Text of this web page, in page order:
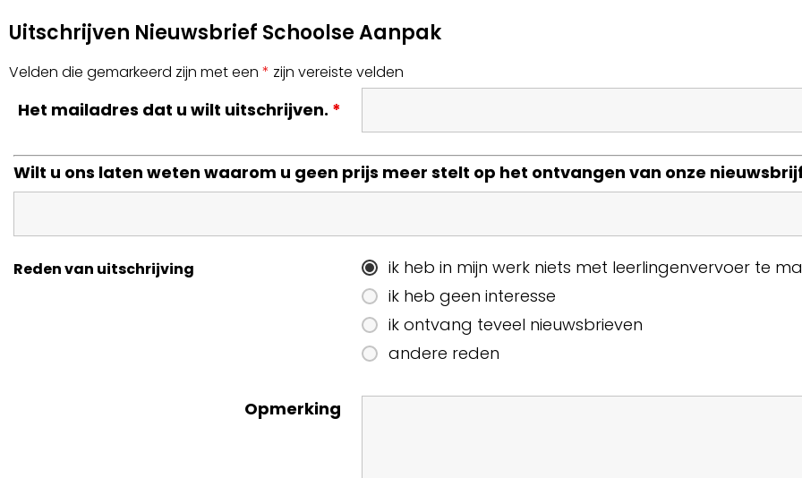
Uitschrijven Nieuwsbrief Schoolse Aanpak
Velden die gemarkeerd zijn met een * zijn vereiste velden
Het mailadres dat u wilt uitschrijven. *
Wilt u ons laten weten waarom u geen prijs meer stelt op het ontvangen van onze
Reden van uitschrijving
ik heb in mijn werk niets met leerlingenvervoer te
ik heb geen interesse
ik ontvang teveel nieuwsbrieven
andere reden
Opmerking